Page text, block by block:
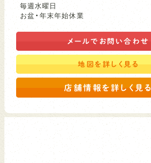
毎週水曜日
お盆・年末年始休業
メールで お問い合わせ
地図を詳しく見る
店舗情報を詳しく見る